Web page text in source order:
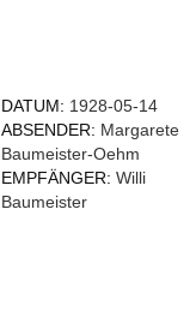
DATUM: 1928-05-14
ABSENDER: Margarete
Baumeister-Oehm
EMPFÄNGER:Willi
Baumeister